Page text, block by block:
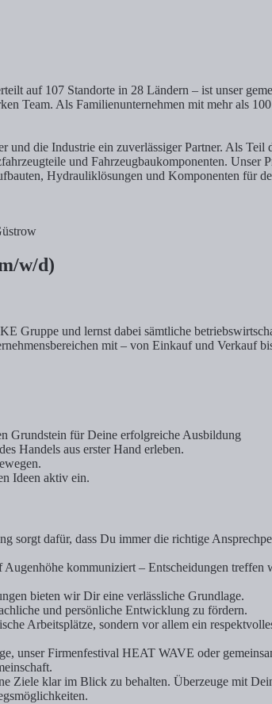
auf 107 Standorte in 28 Ländern – ist unser
Team. Als Familienunternehmen mit mehr als
und die Industrie ein zuverlässiger Partner. Als
und Fahrzeugbaukomponenten. Unser
Hydrauliklösungen und Komponenten für
w/d)
Gruppe und lernst dabei sämtliche
mit – von Einkauf und Verkauf
Grundstein für Deine erfolgreiche Ausbildung
Handels aus erster Hand erleben.
Ideen aktiv ein.
sorgt dafür, dass Du immer die richtige
kommuniziert – Entscheidungen treffen
bieten wir Dir eine verlässliche Grundlage.
und persönliche Entwicklung zu fördern.
Arbeitsplätze, sondern vor allem ein
unser Firmenfestival HEAT WAVE oder
Ziele klar im Blick zu behalten. Überzeuge mit